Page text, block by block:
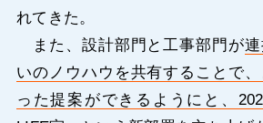
れてきた。
また、設計部門と工事部門が
いのノウハウを共有することで
った提案ができるようにと、